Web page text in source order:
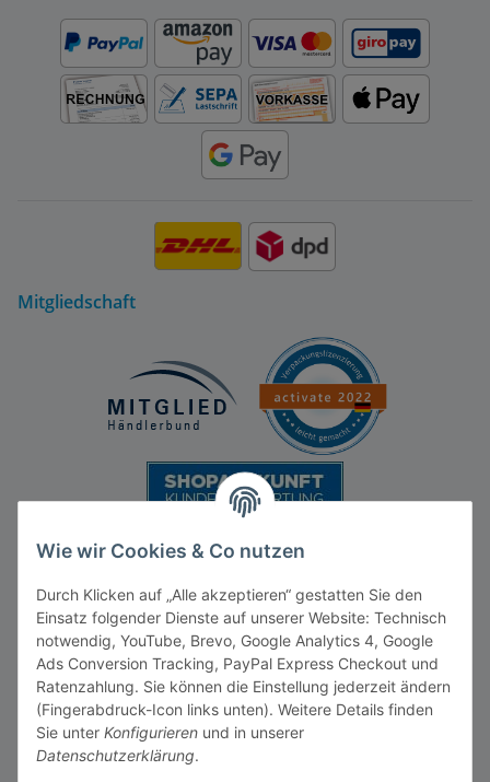
Wie wir Cookies & Co nutzen
Durch Klicken auf „Alle akzeptieren“ gestatten Sie den
Einsatz folgender Dienste auf unserer Website: Technisch
notwendig, YouTube, Brevo, Google Analytics 4, Google
Ads Conversion Tracking, PayPal Express Checkout und
Ratenzahlung. Sie können die Einstellung jederzeit ändern
(Fingerabdruck-Icon links unten). Weitere Details finden
Sie unter Konfigurieren und in unserer
Datenschutzerklärung.
Mitgliedschaft
Vertrag widerrufen